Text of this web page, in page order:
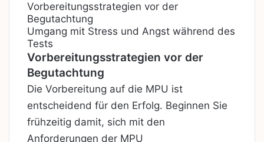
Vorbereitungsstrategien vor der
Begutachtung
Umgang mit Stress und Angst während des
Tests
Vorbereitungsstrategien vor der
Begutachtung
Die Vorbereitung auf die MPU ist
entscheidend für den Erfolg. Beginnen Sie
frühzeitig damit, sich mit den
Anforderungen der MPU